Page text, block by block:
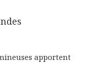
apportent